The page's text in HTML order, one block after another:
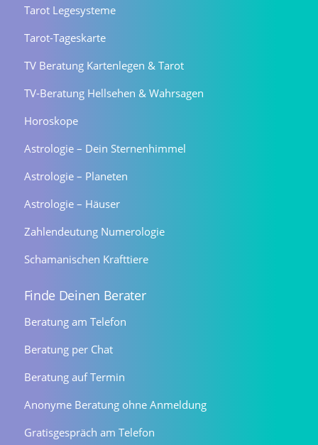
Tarot Legesysteme
Tarot-Tageskarte
TV Beratung Kartenlegen & Tarot
TV-Beratung Hellsehen & Wahrsagen
Horoskope
Astrologie – Dein Sternenhimmel
Astrologie – Planeten
Astrologie – Häuser
Zahlendeutung Numerologie
Schamanischen Krafttiere
Finde Deinen Berater
Beratung am Telefon
Beratung per Chat
Beratung auf Termin
Anonyme Beratung ohne Anmeldung
Gratisgespräch am Telefon